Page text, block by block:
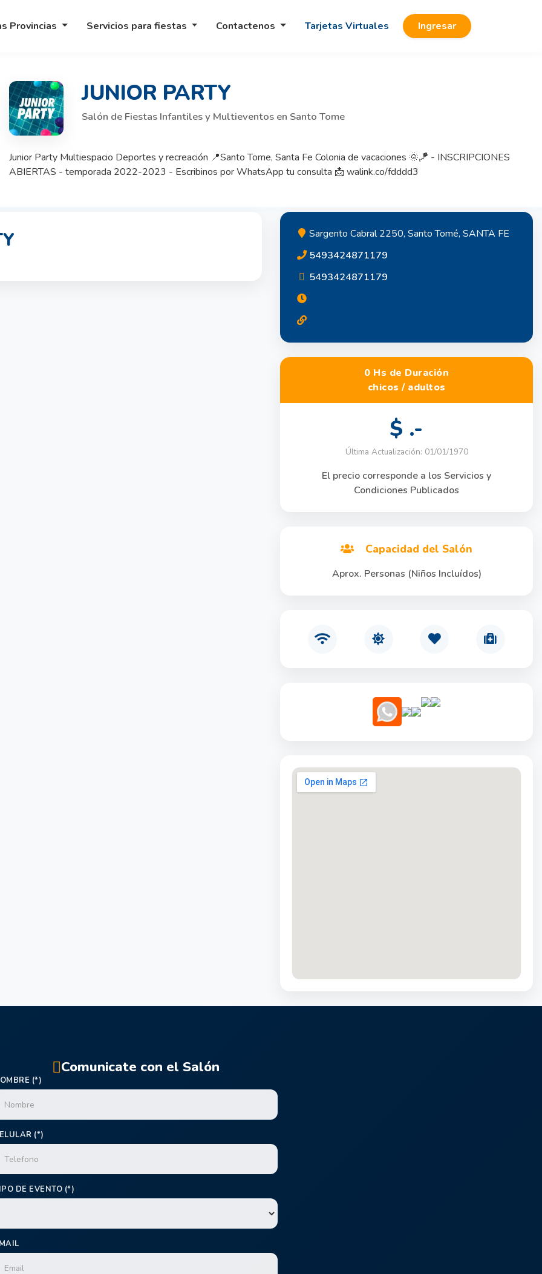
Provincias Servicios para fiestas Contactenos Tarjetas Virtuales Ingresar
JUNIOR PARTY
Salón de Fiestas Infantiles y Multieventos en Santo Tome
Junior Party Multiespacio Deportes y recreación 📍Santo Tome, Santa Fe Colonia de vacaciones 🌞🪁 - INSCRIPCIONES
ABIERTAS - temporada 2022-2023 - Escribinos por WhatsApp tu consulta 📩 walink.co/fdddd3
Sargento Cabral 2250, Santo Tomé, SANTA FE
5493424871179
5493424871179
0 Hs de Duración
chicos / adultos
$ .-
Última Actualización: 01/01/1970
El precio corresponde a los Servicios y
Condiciones Publicados
Capacidad del Salón
Aprox. Personas (Niños Incluídos)
Comunicate con el Salón
(*)
(*)
DE EVENTO (*)